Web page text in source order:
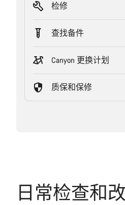
检修
查找备件
Canyon 更换计划
质保和保修
日常检查和